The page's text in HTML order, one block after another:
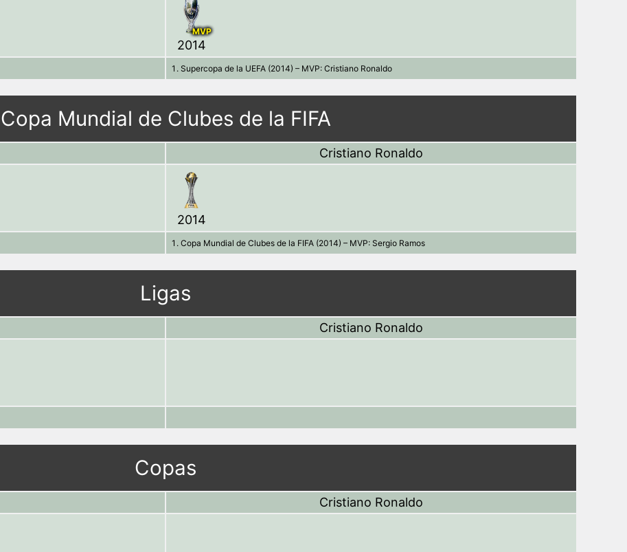
MVP
2014
Supercopa de la UEFA (2014) – MVP: Cristiano Ronaldo
Copa Mundial de Clubes de la FIFA
Cristiano Ronaldo
2014
Copa Mundial de Clubes de la FIFA (2014) – MVP: Sergio Ramos
Ligas
Cristiano Ronaldo
Copas
Cristiano Ronaldo